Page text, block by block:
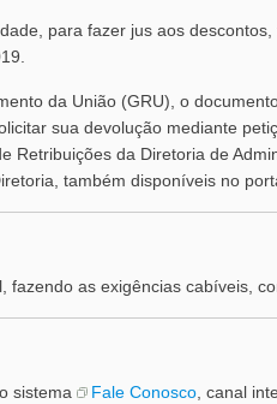
para fazer jus aos
da União (GRU), o
sua devolução mediante
Retribuições da Diretoria de
também disponíveis no
as exigências cabíveis,
sistema Fale Conosco , canal